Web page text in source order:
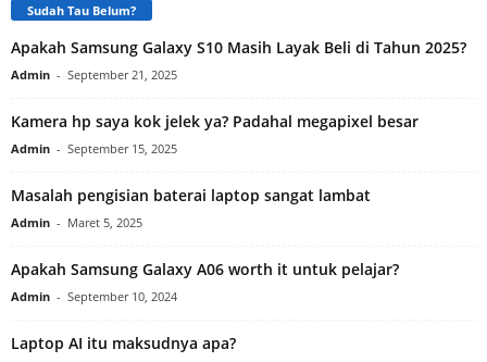
Sudah Tau Belum?
Apakah Samsung Galaxy S10 Masih Layak Beli di Tahun 2025?
Admin - September 21, 2025
Kamera hp saya kok jelek ya? Padahal megapixel besar
Admin - September 15, 2025
Masalah pengisian baterai laptop sangat lambat
Admin - Maret 5, 2025
Apakah Samsung Galaxy A06 worth it untuk pelajar?
Admin - September 10, 2024
Laptop AI itu maksudnya apa?